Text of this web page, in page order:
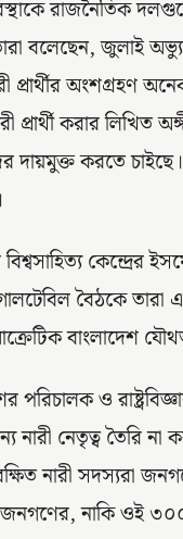
রাজনৈতিক
বলেছেন, জুলাই
প্রার্থীর
করার লিখিত
দায়মুক্ত করতে
কেন্দ্রের
বৈঠকে তারা
বাংলাদেশ
পরিচালক ও
নেতৃত্ব তৈরি না
নারী
নাকি ওই ৩০০